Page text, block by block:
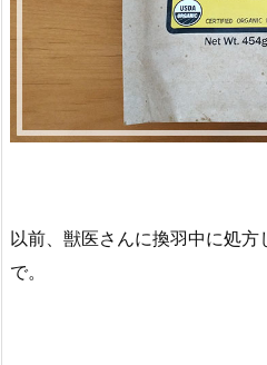
以前、獣医さんに換羽中に処
で。